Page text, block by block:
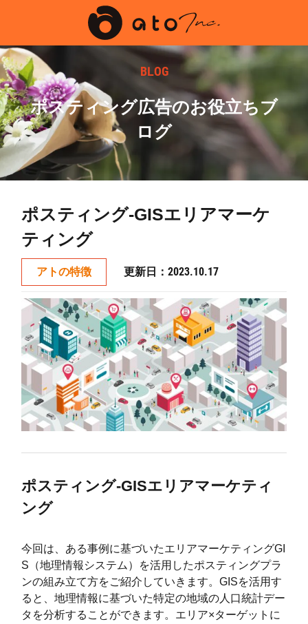
BLOG
ポスティング広告のお役立ちブ
ログ
ポスティング-GISエリアマーケ
ティング
アトの特徴 更新日：2023.10.17
ポスティング-GISエリアマーケティ
ング
今回は、ある事例に基づいたエリアマーケティングGI
S（地理情報システム）を活用したポスティングプラ
ンの組み立て方をご紹介していきます。GISを活用す
ると、地理情報に基づいた特定の地域の人口統計デー
タを分析することができます。エリア×ターゲットに